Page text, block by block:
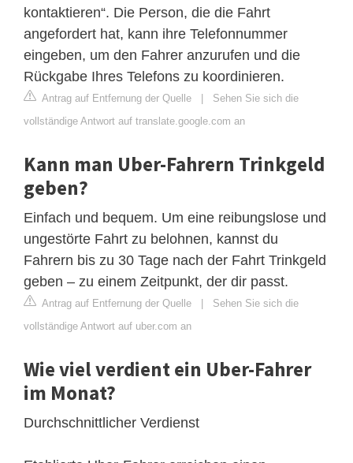
kontaktieren“. Die Person, die die Fahrt
angefordert hat, kann ihre Telefonnummer
eingeben, um den Fahrer anzurufen und die
Rückgabe Ihres Telefons zu koordinieren.
Antrag auf Entfernung der Quelle | Sehen Sie sich die
vollständige Antwort auf translate.google.com an
Kann man Uber-Fahrern Trinkgeld
geben?
Einfach und bequem. Um eine reibungslose und
ungestörte Fahrt zu belohnen, kannst du
Fahrern bis zu 30 Tage nach der Fahrt Trinkgeld
geben – zu einem Zeitpunkt, der dir passt.
Antrag auf Entfernung der Quelle | Sehen Sie sich die
vollständige Antwort auf uber.com an
Wie viel verdient ein Uber-Fahrer
im Monat?
Durchschnittlicher Verdienst